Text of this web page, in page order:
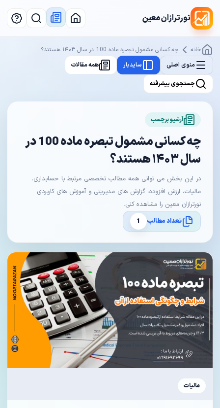
نورترازان معین
خانه
چه کسانی مشمول تبصره ماده 100 در سال ۱۴۰۳ هستند؟
منوی اصلی
سایدبار همه مقالات
جستجوی پیشرفته
آرشیو برچسب
چه کسانی مشمول تبصره ماده 100 در
سال ۱۴۰۳ هستند؟
در این بخش می توانی همه مطالب تخصصی مرتبط با حسابداری،
مالیات، ارزش افزوده، گزارش های مدیریتی و آموزش های کاربردی
نورترازان معین را مشاهده کنی.
تعداد مطالب
1
مالیات